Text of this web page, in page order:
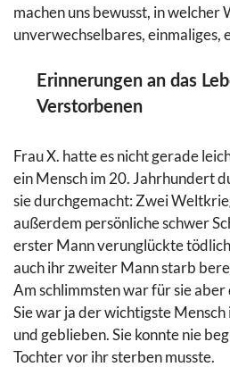
machen uns bewusst, in welcher
unverwechselbares, einmaliges,
Erinnerungen an das
Verstorbenen
Frau X. hatte es nicht gerade
ein Mensch im 20. Jahrhundert
sie durchgemacht: Zwei
außerdem persönliche schwer
erster Mann verunglückte
auch ihr zweiter Mann starb
Am schlimmsten war für sie aber
Sie war ja der wichtigste
und geblieben. Sie konnte nie
Tochter vor ihr sterben musste.